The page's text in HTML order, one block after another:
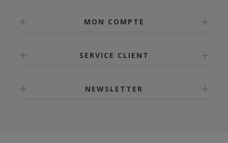
MON COMPTE
SERVICE CLIENT
NEWSLETTER